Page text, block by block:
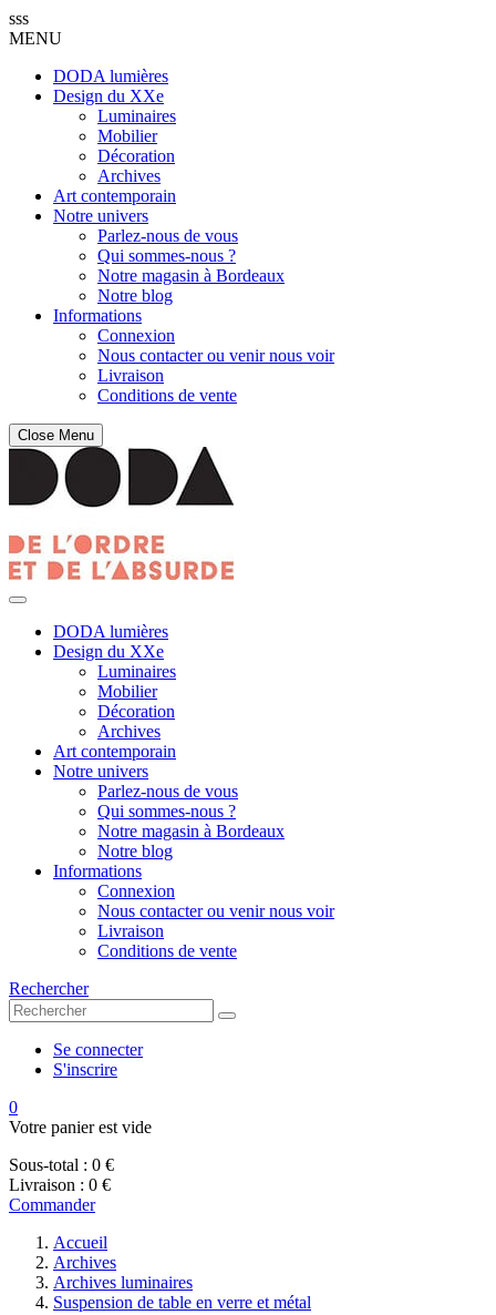
sss
MENU
DODA lumières
Design du XXe
Luminaires
Mobilier
Décoration
Archives
Art contemporain
Notre univers
Parlez-nous de vous
Qui sommes-nous ?
Notre magasin à Bordeaux
Notre blog
Informations
Connexion
Nous contacter ou venir nous voir
Livraison
Conditions de vente
Close Menu
DODA lumières
Design du XXe
Luminaires
Mobilier
Décoration
Archives
Art contemporain
Notre univers
Parlez-nous de vous
Qui sommes-nous ?
Notre magasin à Bordeaux
Notre blog
Informations
Connexion
Nous contacter ou venir nous voir
Livraison
Conditions de vente
Rechercher
Se connecter
S'inscrire
0
Votre panier est vide
Sous-total : 0 €
Livraison : 0 €
Commander
Accueil
Archives
Archives luminaires
Suspension de table en verre et métal